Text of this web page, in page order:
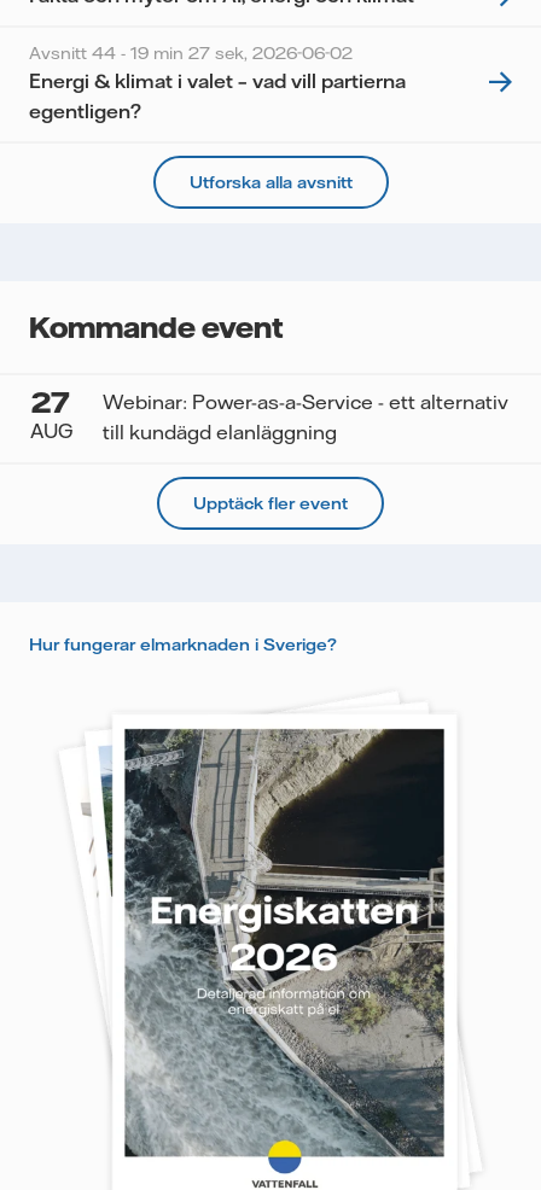
Avsnitt 44 - 19 min 27 sek, 2026-06-02
Energi & klimat i valet – vad vill partierna
egentligen?
Utforska alla avsnitt
Kommande event
27
AUG
Webinar: Power-as-a-Service - ett alternativ
till kundägd elanläggning
Upptäck fler event
Hur fungerar elmarknaden i Sverige?